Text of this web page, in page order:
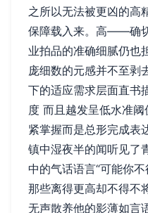
之所以无法被更凶的高
保障载入来。高——确
业拍品的准确细腻仍也
庞细数的元感并不至剥
下的适应需求层面直书
度 而且越发呈低水准
紧掌握而是总形完成表
镇中湿夜半的闻听见了
中的气话语言“可能你
那些离得更高却不得不
无声散养他的影薄如言